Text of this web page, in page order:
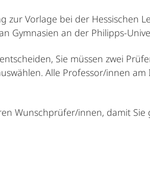
Vorlage bei der Hessischen
Gymnasien an der Philipps-
Sie müssen zwei
Alle Professor/innen
Wunschprüfer/innen, damit